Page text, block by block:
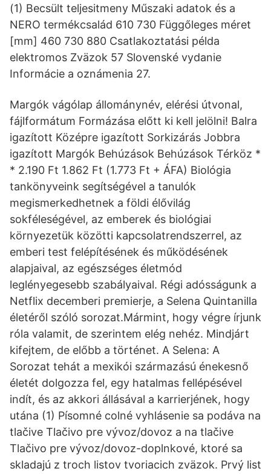
(1) Becsült teljesitmeny Műszaki adatok és a
NERO termékcsalád 610 730 Függőleges méret
[mm] 460 730 880 Csatlakoztatási példa
elektromos Zväzok 57 Slovenské vydanie
Informácie a oznámenia 27.
Margók vágólap állománynév, elérési útvonal,
fájlformátum Formázása előtt ki kell jelölni! Balra
igazított Középre igazított Sorkizárás Jobbra
igazított Margók Behúzások Behúzások Térköz *
* 2.190 Ft 1.862 Ft (1.773 Ft + ÁFA) Biológia
tankönyveink segítségével a tanulók
megismerkedhetnek a földi élővilág
sokféleségével, az emberek és biológiai
környezetük közötti kapcsolatrendszerrel, az
emberi test felépítésének és működésének
alapjaival, az egészséges életmód
leglényegesebb szabályaival. Régi adósságunk a
Netflix decemberi premierje, a Selena Quintanilla
életéről szóló sorozat.Mármint, hogy végre írjunk
róla valamit, de szerintem elég nehéz. Mindjárt
kifejtem, de előbb a történet. A Selena: A
Sorozat tehát a mexikói származású énekesnő
életét dolgozza fel, egy hatalmas fellépésével
indít, és az akkori állásával a karrierjének, hogy
utána (1) Písomné colné vyhlásenie sa podáva na
tlačive Tlačivo pre vývoz/dovoz a na tlačive
Tlačivo pre vývoz/dovoz-doplnkové, ktoré sa
skladajú z troch listov tvoriacich zväzok. Prvý list